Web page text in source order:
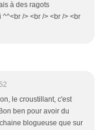
à des ragots
/> <br /> <br /> <br
le croustillant, c'est
ben pour avoir du
blogueuse que sur